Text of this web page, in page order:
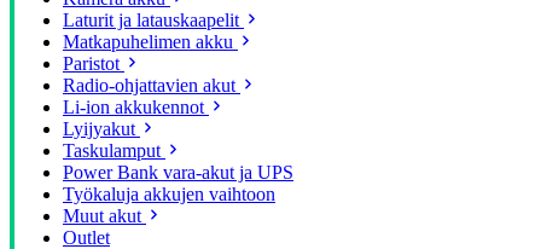
Laturit ja latauskaapelit
Matkapuhelimen akku
Paristot
Radio-ohjattavien akut
Li-ion akkukennot
Lyijyakut
Taskulamput
Power Bank vara-akut ja UPS
Työkaluja akkujen vaihtoon
Muut akut
Outlet